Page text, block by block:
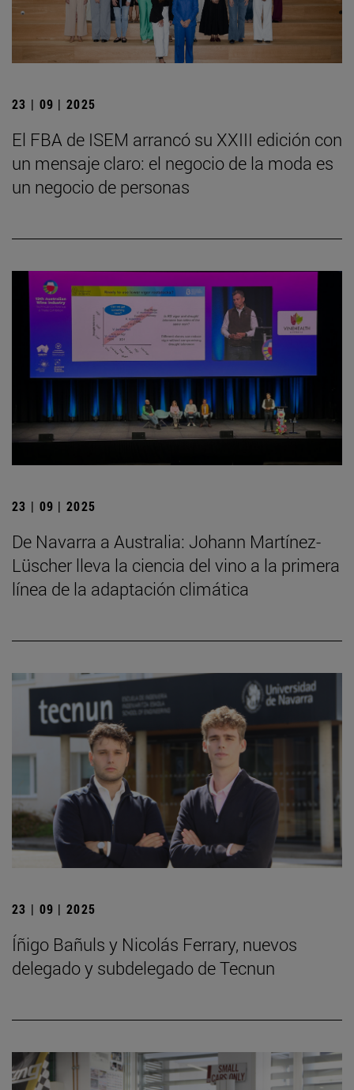
23 | 09 | 2025
El FBA de ISEM arrancó su XXIII edición con
un mensaje claro: el negocio de la moda es
un negocio de personas
23 | 09 | 2025
De Navarra a Australia: Johann Martínez-
Lüscher lleva la ciencia del vino a la primera
línea de la adaptación climática
23 | 09 | 2025
Íñigo Bañuls y Nicolás Ferrary, nuevos
delegado y subdelegado de Tecnun